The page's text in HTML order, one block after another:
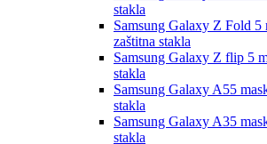
stakla
Samsung Galaxy Z Fold 5
zaštitna stakla
Samsung Galaxy Z flip 5
stakla
Samsung Galaxy A55
stakla
Samsung Galaxy A35
stakla